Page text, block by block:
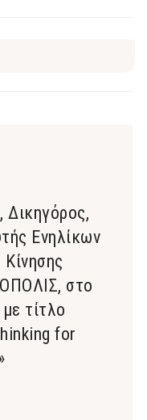
Δικηγόρος,
Ενηλίκων
στο
τίτλο
for